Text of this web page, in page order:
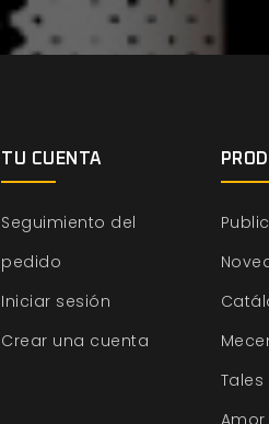
TU CUENTA
Seguimiento del
pedido
Iniciar sesión
Crear una cuenta